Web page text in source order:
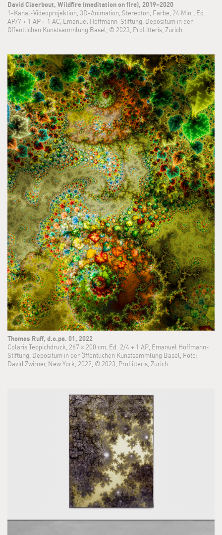
David Claerbout, Wildfire (meditation on fire), 2019–2020
1-Kanal-Videoprojektion, 3D-Animation, Stereoton, Farbe, 24 Min., Ed.
AP/7 + 1 AP + 1 AC, Emanuel Hoffmann-Stiftung, Depositum in der
Öffentlichen Kunstsammlung Basel, © 2023, ProLitteris, Zurich
Thomas Ruff, d.o.pe. 01, 2022
Colaris Teppichdruck, 267 × 200 cm, Ed. 2/4 + 1 AP, Emanuel Hoffmann-
Stiftung, Depositum in der Öffentlichen Kunstsammlung Basel, Foto:
David Zwirner, New York, 2022, © 2023, ProLitteris, Zurich